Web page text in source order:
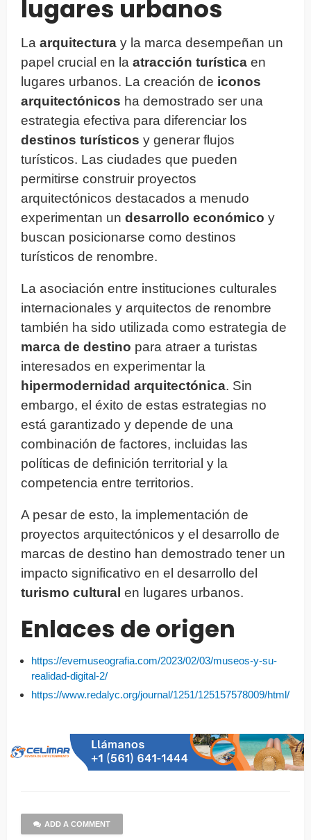
lugares urbanos
La arquitectura y la marca desempeñan un
papel crucial en la atracción turística en
lugares urbanos. La creación de iconos
arquitectónicos ha demostrado ser una
estrategia efectiva para diferenciar los
destinos turísticos y generar flujos
turísticos. Las ciudades que pueden
permitirse construir proyectos
arquitectónicos destacados a menudo
experimentan un desarrollo económico y
buscan posicionarse como destinos
turísticos de renombre.
La asociación entre instituciones culturales
internacionales y arquitectos de renombre
también ha sido utilizada como estrategia de
marca de destino para atraer a turistas
interesados en experimentar la
hipermodernidad arquitectónica. Sin
embargo, el éxito de estas estrategias no
está garantizado y depende de una
combinación de factores, incluidas las
políticas de definición territorial y la
competencia entre territorios.
A pesar de esto, la implementación de
proyectos arquitectónicos y el desarrollo de
marcas de destino han demostrado tener un
impacto significativo en el desarrollo del
turismo cultural en lugares urbanos.
Enlaces de origen
https://evemuseografia.com/2023/02/03/museos-y-su-
realidad-digital-2/
https://www.redalyc.org/journal/1251/125157578009/html/
ADD A COMMENT